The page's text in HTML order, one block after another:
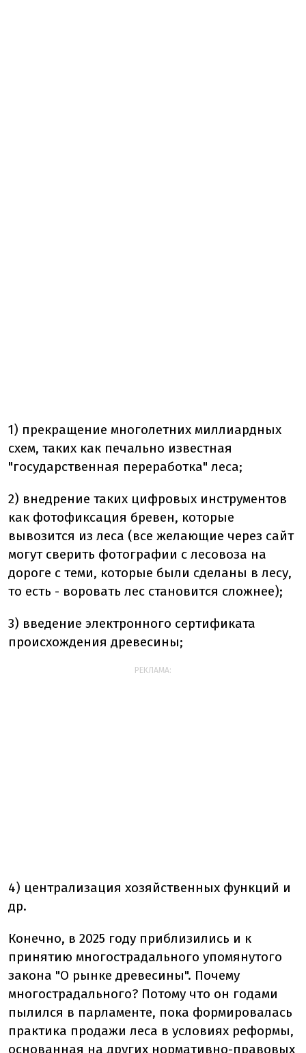
1) прекращение многолетних миллиардных
схем, таких как печально известная
"государственная переработка" леса;
2) внедрение таких цифровых инструментов
как фотофиксация бревен, которые
вывозится из леса (все желающие через сайт
могут сверить фотографии с лесовоза на
дороге с теми, которые были сделаны в лесу,
то есть - воровать лес становится сложнее);
3) введение электронного сертификата
происхождения древесины;
РЕКЛАМА:
4) централизация хозяйственных функций и
др.
Конечно, в 2025 году приблизились и к
принятию многострадального упомянутого
закона "О рынке древесины". Почему
многострадального? Потому что он годами
пылился в парламенте, пока формировалась
практика продажи леса в условиях реформы,
основанная на других нормативно-правовых